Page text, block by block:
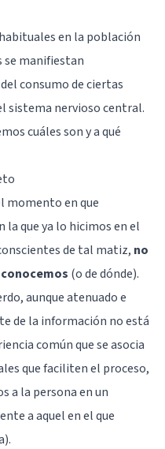
en la población
se manifiestan
consumo de ciertas
sistema nervioso central.
cuáles son y a qué
momento en que
la que ya lo hicimos en el
de tal matiz, no
(o de dónde).
aunque atenuado e
de la información no está
común que se asocia
que faciliten el proceso,
a la persona en un
a aquel en el que